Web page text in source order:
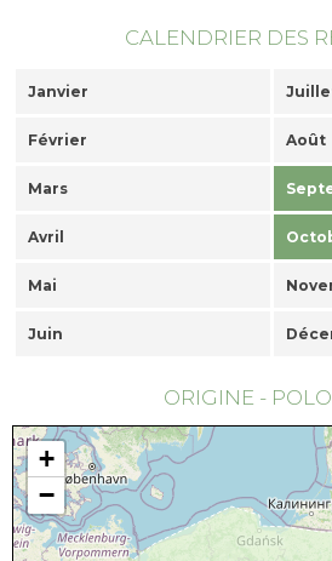
CALENDRIER DES
Janvier
Février Août
Mars
Avril
Mai
Juin
ORIGINE -
+
−